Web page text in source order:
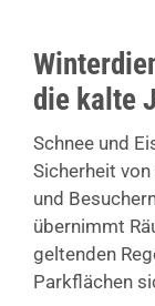
die kalte
Schnee und
Sicherheit
und
übernimmt
geltenden
Parkflächen